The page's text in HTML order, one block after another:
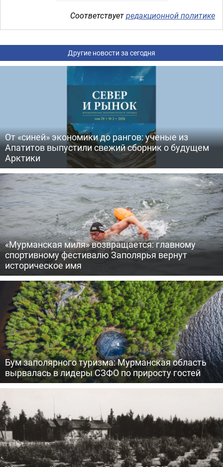
Соответствуетредакционной политике
Другие новости за сегодня
От «синей» экономики до рангов: ученые из
Апатитов выпустили свежий сборник о будущем
Арктики
«Мурманская миля» возвращается: главному
спортивному фестивалю Заполярья вернут
историческое имя
Бум заполярного туризма: Мурманская область
вырвалась в лидеры СЗФО по приросту гостей